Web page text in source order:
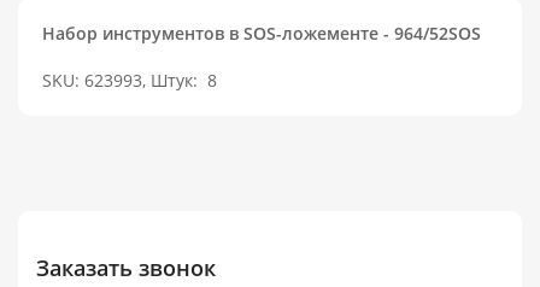
Набор инструментов в SOS-ложементе - 964/52SOS
SKU: 623993, Штук: 8
Заказать звонок